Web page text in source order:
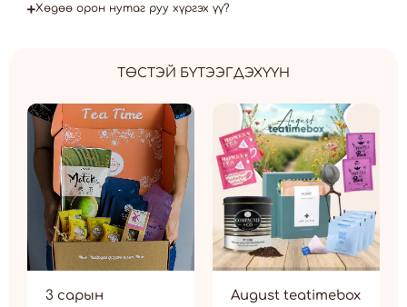
Хөдөө орон нутаг руу хүргэх үү?
ТӨСТЭЙ БҮТЭЭГДЭХҮҮН
3 сарын
August teatimebox